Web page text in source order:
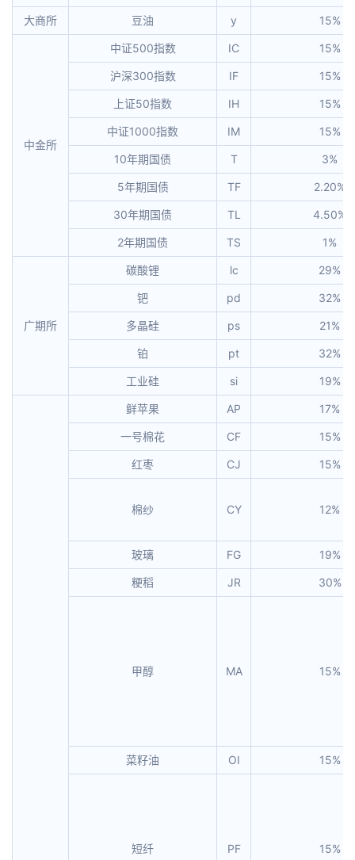
大商所 豆油 y 15%
中金所
中证500指数 IC 15%
沪深300指数 IF 15%
上证50指数 IH 15%
中证1000指数 IM 15%
10年期国债 T 3%
5年期国债 TF 2.20%
30年期国债 TL 4.50%
2年期国债 TS 1%
广期所
碳酸锂 lc 29%
钯 pd 32%
多晶硅 ps 21%
铂 pt 32%
工业硅 si 19%
鲜苹果 AP 17%
一号棉花 CF 15%
红枣 CJ 15%
棉纱 CY 12%
玻璃 FG 19%
粳稻 JR 30%
甲醇 MA 15%
菜籽油 OI 15%
短纤 PF 15%